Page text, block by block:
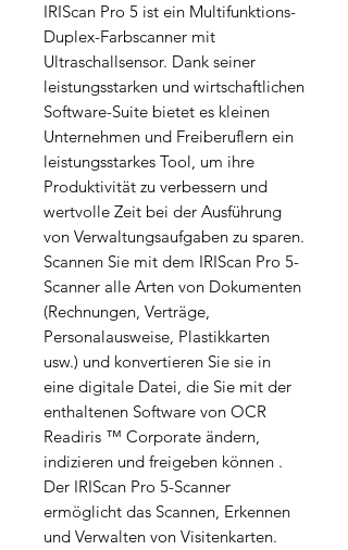
IRIScan Pro 5 ist ein Multifunktions-
Duplex-Farbscanner mit
Ultraschallsensor. Dank seiner
leistungsstarken und wirtschaftlichen
Software-Suite bietet es kleinen
Unternehmen und Freiberuflern ein
leistungsstarkes Tool, um ihre
Produktivität zu verbessern und
wertvolle Zeit bei der Ausführung
von Verwaltungsaufgaben zu sparen.
Scannen Sie mit dem IRIScan Pro 5-
Scanner alle Arten von Dokumenten
(Rechnungen, Verträge,
Personalausweise, Plastikkarten
usw.) und konvertieren Sie sie in
eine digitale Datei, die Sie mit der
enthaltenen Software von OCR
Readiris ™ Corporate ändern,
indizieren und freigeben können .
Der IRIScan Pro 5-Scanner
ermöglicht das Scannen, Erkennen
und Verwalten von Visitenkarten.